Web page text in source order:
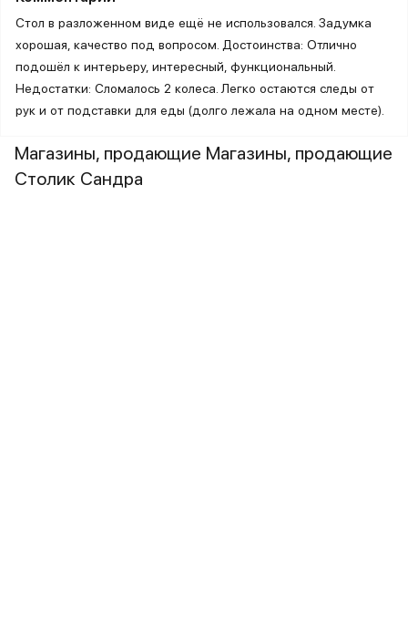
Стол в разложенном виде ещё не использовался. Задумка
хорошая, качество под вопросом. Достоинства: Отлично
подошёл к интерьеру, интересный, функциональный.
Недостатки: Сломалось 2 колеса. Легко остаются следы от
рук и от подставки для еды (долго лежала на одном месте).
Магазины, продающие Магазины, продающие
Столик Сандра